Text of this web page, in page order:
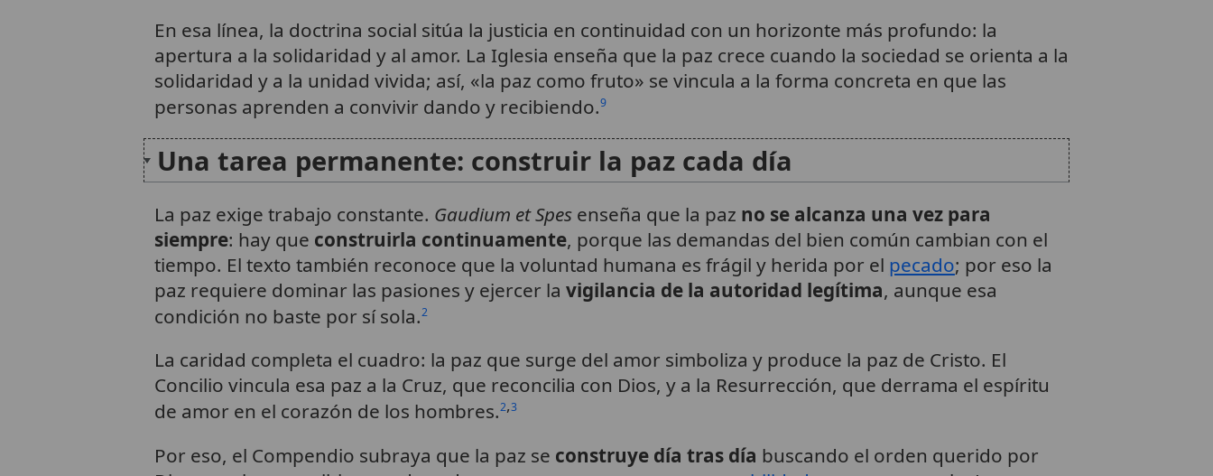
En esa línea, la doctrina social sitúa la justicia en continuidad con un horizonte más profundo: la
apertura a la solidaridad y al amor. La Iglesia enseña que la paz crece cuando la sociedad se orienta a la
solidaridad y a la unidad vivida; así, «la paz como fruto» se vincula a la forma concreta en que las
personas aprenden a convivir dando y recibiendo.9
Una tarea permanente: construir la paz cada día
La paz exige trabajo constante. Gaudium et Spesenseña que la paz no se alcanza una vez para
siempre: hay que construirla continuamente, porque las demandas del bien común cambian con el
tiempo. El texto también reconoce que la voluntad humana es frágil y herida por el pecado; por eso la
paz requiere dominar las pasiones y ejercer la vigilancia de la autoridad legítima, aunque esa
condición no baste por sí sola.2
La caridad completa el cuadro: la paz que surge del amor simboliza y produce la paz de Cristo. El
Concilio vincula esa paz a la Cruz, que reconcilia con Dios, y a la Resurrección, que derrama el espíritu
de amor en el corazón de los hombres.2,3
Por eso, el Compendio subraya que la paz se construye día tras día buscando el orden querido por